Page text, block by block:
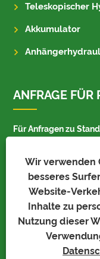
Wir verwenden
besseres
Website-
Inhalte zu
Nutzung dieser
Teleskopischer
Akkumulator
ANFRAGE FÜR
Für Anfragen zu
geschweißten
Preislisten
werden uns